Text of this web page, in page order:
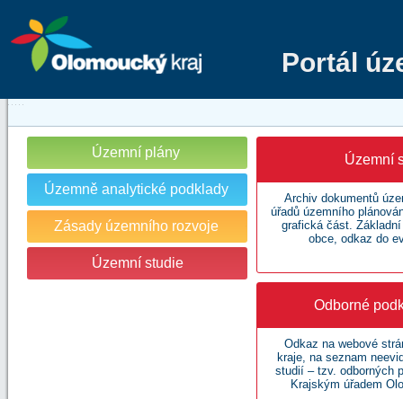
Portál
Územní plány
Územně analytické podklady
Zásady územního rozvoje
Územní studie
Územní
Archiv dokumentů
úřadů územního
grafická část.
obce, odkaz do
Odborné
Odkaz na webové
kraje, na seznam
studií – tzv. odborných
Krajským úřadem